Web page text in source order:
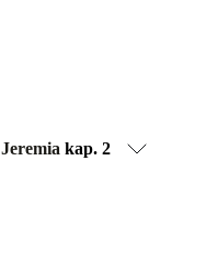
Jeremia kap. 2